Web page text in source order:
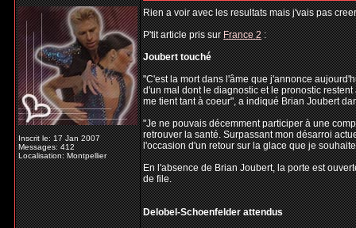
Inscrit le: 17 Jan 2007
Messages: 412
Localisation: Montpellier
Rien a voir avec les resultats mais j'vais pas
P'tit article pris surFrance 2:
Joubert touché
"C'est la mort dans l'âme que j'annonce
d'un mal dont le diagnostic et le pronostic
me tient tant à coeur", a indiqué Brian Joubert
"Je ne pouvais décemment participer à une
retrouver la santé. Surpassant mon désarroi
l'occasion d'un retour sur la glace que je
En l'absence de Brian Joubert, la porte est
de file.
Delobel-Schoenfelder attendus